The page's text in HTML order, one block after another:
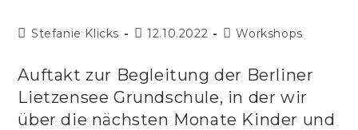
Beitrags-
Stefanie Klicks
Beitrag
12.10.2022
Beitrags-
Workshops
Auftakt zur Begleitung der Berliner
Lietzensee Grundschule, in der wir
über die nächsten Monate Kinder und